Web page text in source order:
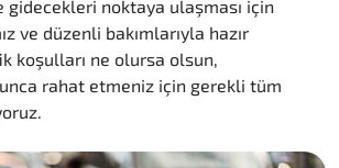
gidecekleri noktaya ulaşması için
ve düzenli bakımlarıyla hazır
koşulları ne olursa olsun,
rahat etmeniz için gerekli tüm